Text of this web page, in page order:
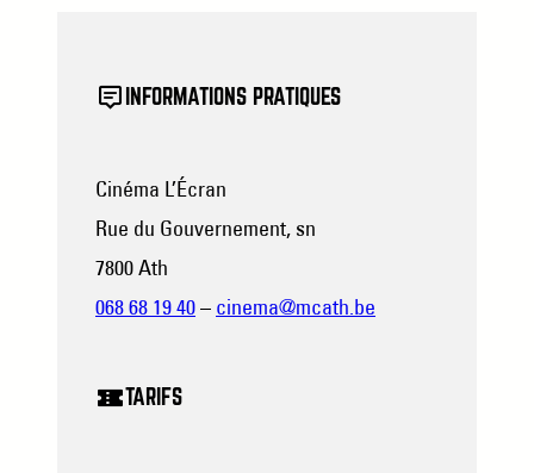
INFORMATIONS PRATIQUES
Cinéma L’Écran
Rue du Gouvernement, sn
7800 Ath
068 68 19 40– cinema@mcath.be
TARIFS